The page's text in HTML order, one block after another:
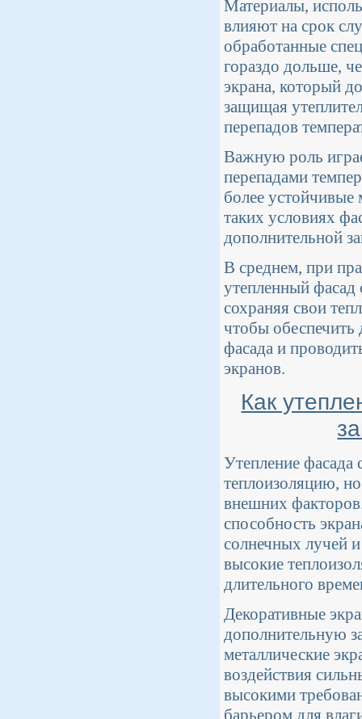
Материалы,
влияют на срок
обработанные
гораздо дольше,
экрана, который
защищая
перепадов
Важную роль
перепадами
более устойчивые
таких условиях
дополнительной
В среднем, при
утепленный фасад
сохраняя свои
чтобы обеспечить
фасада и
экранов.
Как
Утепление фасада
теплоизоляцию,
внешних
способность
солнечных лучей
высокие
длительного
Декоративные
дополнительную
металлические
воздействия
высокими
барьером для